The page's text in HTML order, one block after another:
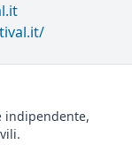
indipendente,